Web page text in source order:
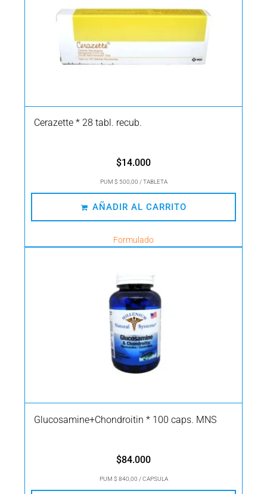
Cerazette * 28 tabl. recub.
$14.000
PUM $ 500,00 / TABLETA
AÑADIR AL CARRITO
Formulado
Glucosamine+Chondroitin * 100 caps. MNS
$84.000
PUM $ 840,00 / CAPSULA